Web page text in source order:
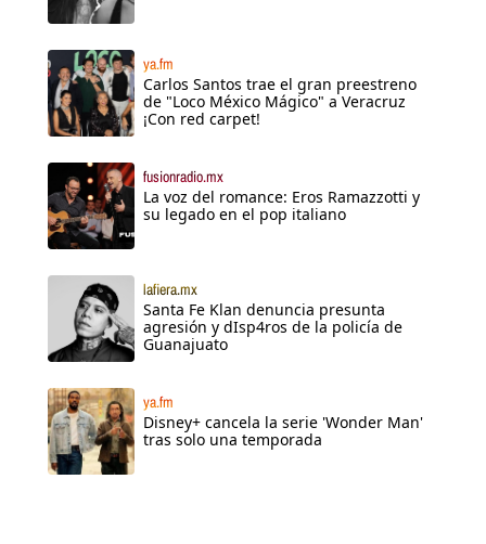
ya.fm
Carlos Santos trae el gran preestreno
de "Loco México Mágico" a Veracruz
¡Con red carpet!
fusionradio.mx
La voz del romance: Eros Ramazzotti y
su legado en el pop italiano
lafiera.mx
Santa Fe Klan denuncia presunta
agresión y dIsp4ros de la policía de
Guanajuato
ya.fm
Disney+ cancela la serie 'Wonder Man'
tras solo una temporada